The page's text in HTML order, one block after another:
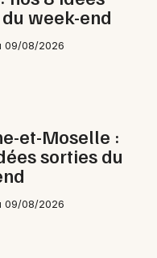
week-end
09/08/2026
et-Moselle :
sorties du
09/08/2026